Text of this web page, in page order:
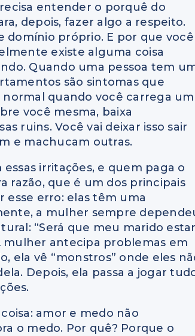
entender o porquê do
depois, fazer algo a respeito.
domínio próprio. E por que você
existe alguma coisa
Quando uma pessoa tem
são sintomas que
quando você carrega um
você mesma, baixa
ruins. Você vai deixar isso sair
e machucam outras.
irritações, e quem paga o
razão, que é um dos principais
esse erro: elas têm uma
a mulher sempre
“Será que meu marido
mulher antecipa problemas em
ela vê “monstros” onde eles
Depois, ela passa a jogar
amor e medo não
o medo. Por quê? Porque o